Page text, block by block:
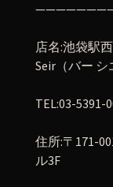
店名:池袋駅
Seir （バー シ
TEL:03-5391-
住所:〒 171-
ル3F